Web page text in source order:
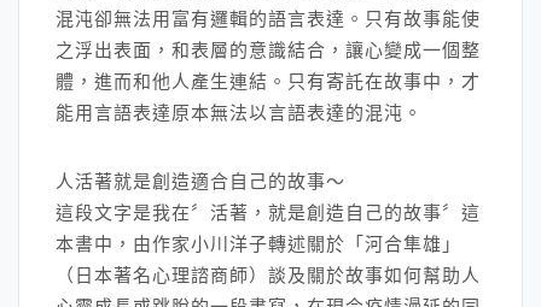
混沌卻無法用富有邏輯的語言表達。只有故事能使
之浮出表面，和表層的意識結合，讓心變成一個整
體，進而和他人產生連結。只有寄託在故事中，才
能用言語表達原本無法以言語表達的混沌。
人活著就是創造適合自己的故事～
這段文字是我在〞活著，就是創造自己的故事〞這
本書中，由作家小川洋子轉述關於「河合隼雄」
（日本著名心理諮商師）談及關於故事如何幫助人